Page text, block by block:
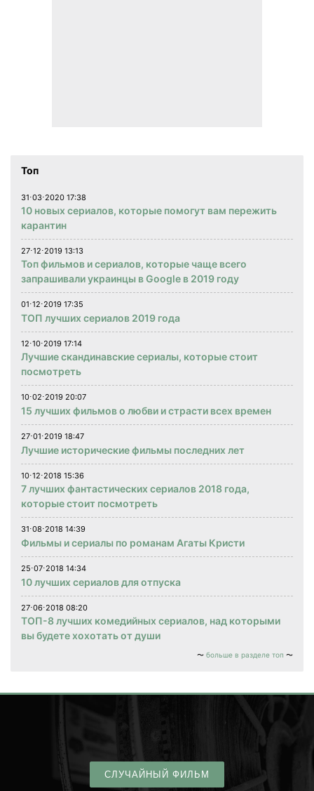
Топ
31⋅03⋅2020 17:38
10 новых сериалов, которые помогут вам пережить
карантин
27⋅12⋅2019 13:13
Топ фильмов и сериалов, которые чаще всего
запрашивали украинцы в Google в 2019 году
01⋅12⋅2019 17:35
ТОП лучших сериалов 2019 года
12⋅10⋅2019 17:14
Лучшие скандинавские сериалы, которые стоит
посмотреть
10⋅02⋅2019 20:07
15 лучших фильмов о любви и страсти всех времен
27⋅01⋅2019 18:47
Лучшие исторические фильмы последних лет
10⋅12⋅2018 15:36
7 лучших фантастических сериалов 2018 года,
которые стоит посмотреть
31⋅08⋅2018 14:39
Фильмы и сериалы по романам Агаты Кристи
25⋅07⋅2018 14:34
10 лучших сериалов для отпуска
27⋅06⋅2018 08:20
ТОП-8 лучших комедийных сериалов, над которыми
вы будете хохотать от души
больше в разделе топ
СЛУЧАЙНЫЙ ФИЛЬМ